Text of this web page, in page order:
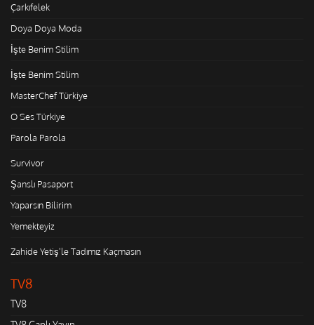
Çarkıfelek
Doya Doya Moda
İşte Benim Stilim
İşte Benim Stilim
MasterChef Türkiye
O Ses Türkiye
Parola Parola
Survivor
Şanslı Pasaport
Yaparsın Bilirim
Yemekteyiz
Zahide Yetiş'le Tadımız Kaçmasın
TV8
TV8